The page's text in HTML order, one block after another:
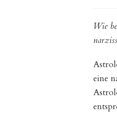
Wie
eine